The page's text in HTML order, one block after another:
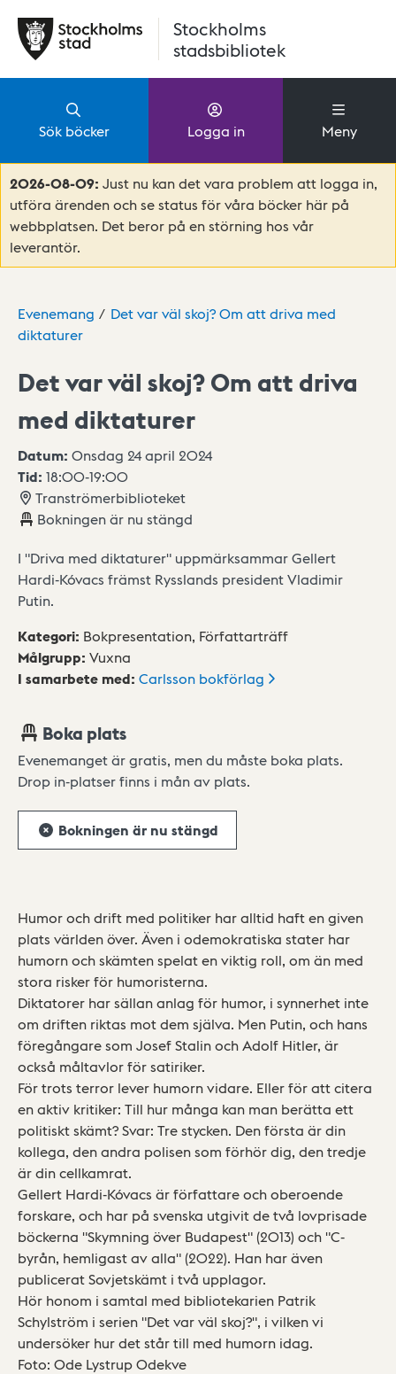
Stockholms
stadsbibliotek
Sök böcker Logga in Meny
2026-08-09: Just nu kan det vara problem att logga in,
utföra ärenden och se status för våra böcker här på
webbplatsen. Det beror på en störning hos vår
leverantör.
Evenemang
Det var väl skoj? Om att driva med
diktaturer
Det var väl skoj? Om att driva
med diktaturer
Datum: Onsdag 24 april 2024
Tid: 18:00-19:00
Tranströmerbiblioteket
Bokningen är nu stängd
I "Driva med diktaturer" uppmärksammar Gellert
Hardi-Kóvacs främst Rysslands president Vladimir
Putin.
Kategori: Bokpresentation, Författarträff
Målgrupp: Vuxna
I samarbete med: Carlsson bokförlag
Boka plats
Evenemanget är gratis, men du måste boka plats.
Drop in-platser finns i mån av plats.
Bokningen är nu stängd
Humor och drift med politiker har alltid haft en given
plats världen över. Även i odemokratiska stater har
humorn och skämten spelat en viktig roll, om än med
stora risker för humoristerna.
Diktatorer har sällan anlag för humor, i synnerhet inte
om driften riktas mot dem själva. Men Putin, och hans
föregångare som Josef Stalin och Adolf Hitler, är
också måltavlor för satiriker.
För trots terror lever humorn vidare. Eller för att citera
en aktiv kritiker: Till hur många kan man berätta ett
politiskt skämt? Svar: Tre stycken. Den första är din
kollega, den andra polisen som förhör dig, den tredje
är din cellkamrat.
Gellert Hardi-Kóvacs är författare och oberoende
forskare, och har på svenska utgivit de två lovprisade
böckerna "Skymning över Budapest" (2013) och "C-
byrån, hemligast av alla" (2022). Han har även
publicerat Sovjetskämt i två upplagor.
Hör honom i samtal med bibliotekarien Patrik
Schylström i serien "Det var väl skoj?", i vilken vi
undersöker hur det står till med humorn idag.
Foto: Ode Lystrup Odekve